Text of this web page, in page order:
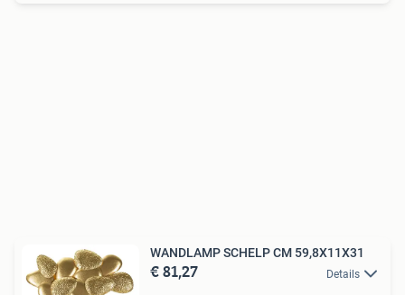
WANDLAMP SCHELP CM 59,8X11X31
€ 81,27 Details